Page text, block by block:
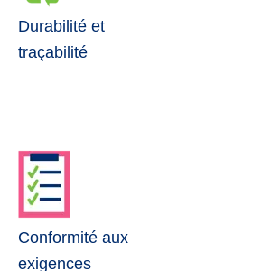
Durabilité et
traçabilité
Conformité aux
exigences